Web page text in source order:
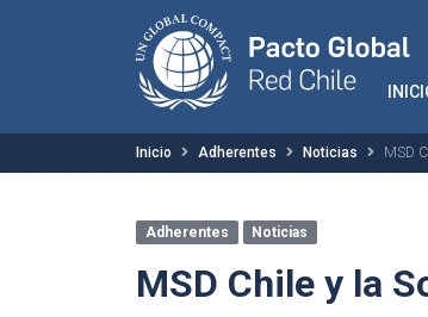
Inicio Adherentes Noticias MSD
Adherentes Noticias
MSD Chile y la